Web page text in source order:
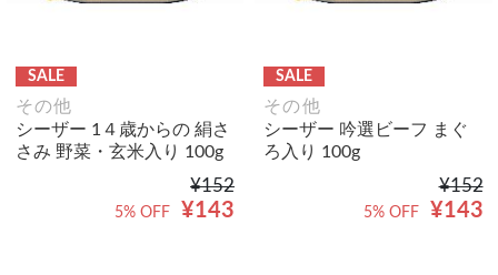
SALE
その他
シーザー 1４歳からの 絹さ
さみ 野菜・玄米入り 100g
¥152
¥143
5% OFF
SALE
その他
シーザー 吟選ビーフ まぐ
ろ入り 100g
¥152
¥143
5% OFF